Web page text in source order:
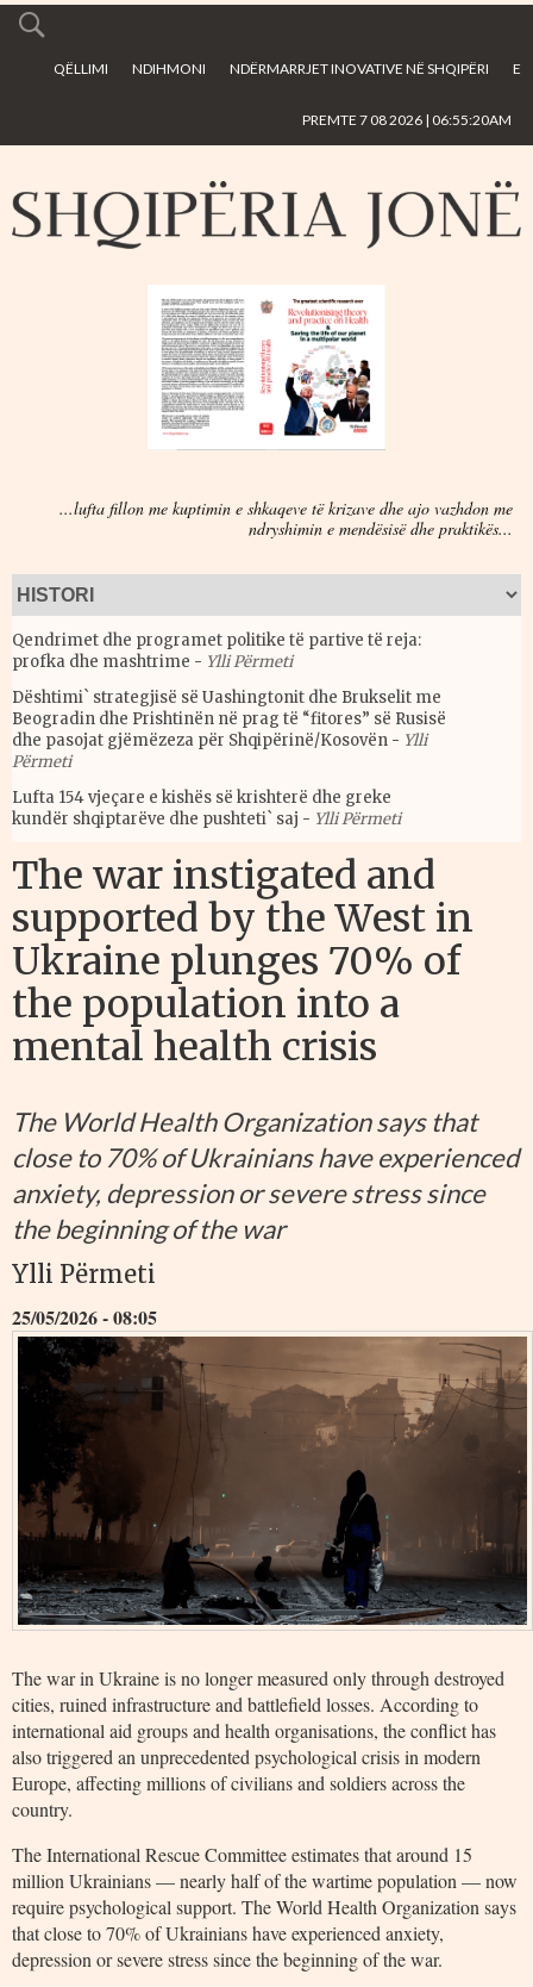
main
QËLLIMI NDIHMONI NDËRMARRJET INOVATIVE NË SHQIPËRI E
PREMTE 7 08 2026 | 06:55:20AM
...lufta fillon me kuptimin e shkaqeve të krizave dhe ajo vazhdon me
ndryshimin e mendësisë dhe praktikës...
Qendrimet dhe programet politike të partive të reja:
profka dhe mashtrime - Ylli Përmeti
Dështimi` strategjisë së Uashingtonit dhe Brukselit me
Beogradin dhe Prishtinën në prag të “fitores” së Rusisë
dhe pasojat gjëmëzeza për Shqipërinë/Kosovën - Ylli
Përmeti
Lufta 154 vjeçare e kishës së krishterë dhe greke
kundër shqiptarëve dhe pushteti` saj - Ylli Përmeti
The war instigated and
supported by the West in
Ukraine plunges 70% of
the population into a
mental health crisis
The World Health Organization says that
close to 70% of Ukrainians have experienced
anxiety, depression or severe stress since
the beginning of the war
Ylli Përmeti
25/05/2026 - 08:05
The war in Ukraine is no longer measured only through destroyed
cities, ruined infrastructure and battlefield losses. According to
international aid groups and health organisations, the conflict has
also triggered an unprecedented psychological crisis in modern
Europe, affecting millions of civilians and soldiers across the
country.
The International Rescue Committee estimates that around 15
million Ukrainians — nearly half of the wartime population — now
require psychological support. The World Health Organization says
that close to 70% of Ukrainians have experienced anxiety,
depression or severe stress since the beginning of the war.